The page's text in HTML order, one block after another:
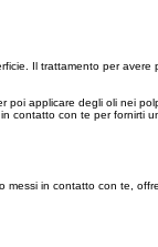
Il trattamento per avere
applicare degli oli nei
contatto con te per fornirti
in contatto con te,